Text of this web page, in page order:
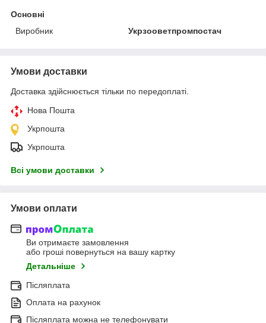
Основні
Виробник
Укрзооветпромпостач
Умови доставки
Доставка здійснюється тільки по передоплаті.
Нова Пошта
Укрпошта
Укрпошта
Всі умови доставки
Умови оплати
Ви отримаєте замовлення
або гроші повернуться на вашу картку
Детальніше
Післяплата
Оплата на рахунок
Післяплата можна не телефонувати